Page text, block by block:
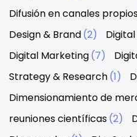
Difusión en canales
Design & Brand(2)
Digital Marketing(7)
Strategy & Research(1)
Dimensionamiento de
reuniones científicas(2)